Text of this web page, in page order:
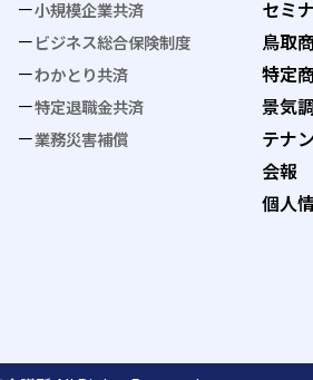
小規模企業共済
ビジネス総合保険制度
わかとり共済
特定退職金共済
業務災害補償
セミ
鳥取
特定
景気
テナ
会報
個人